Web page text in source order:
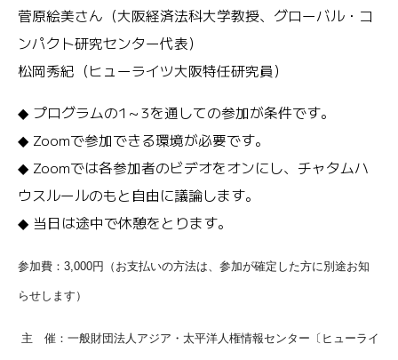
菅原絵美さん（大阪経済法科大学教授、グローバル・コ
ンパクト研究センター代表）
松岡秀紀（ヒューライツ大阪特任研究員）
◆ プログラムの1～3を通しての参加が条件です。
◆ Zoomで参加できる環境が必要です。
◆ Zoomでは各参加者のビデオをオンにし、チャタムハ
ウスルールのもと自由に議論します。
◆ 当日は途中で休憩をとります。
参加費：3,000円（お支払いの方法は、参加が確定した方に別途お知
らせします）
主 催：一般財団法人アジア・太平洋人権情報センター〔ヒューライ